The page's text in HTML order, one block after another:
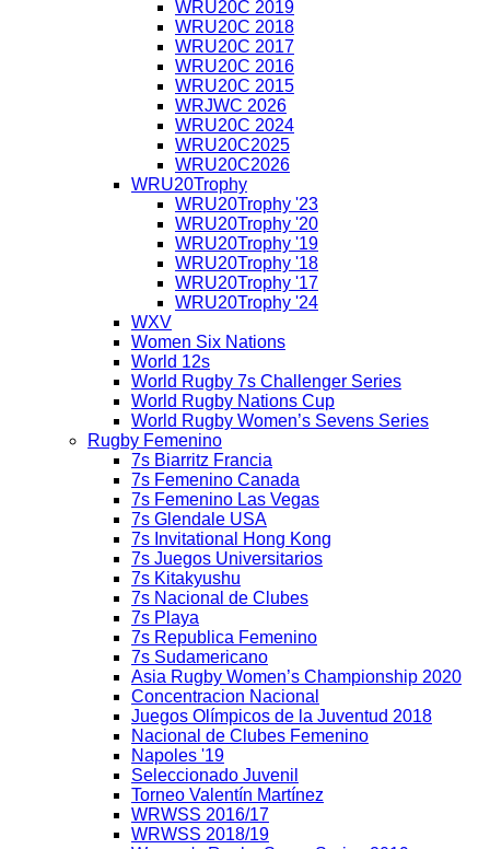
WRU20C 2019
WRU20C 2018
WRU20C 2017
WRU20C 2016
WRU20C 2015
WRJWC 2026
WRU20C 2024
WRU20C2025
WRU20C2026
WRU20Trophy
WRU20Trophy '23
WRU20Trophy '20
WRU20Trophy '19
WRU20Trophy '18
WRU20Trophy '17
WRU20Trophy '24
WXV
Women Six Nations
World 12s
World Rugby 7s Challenger Series
World Rugby Nations Cup
World Rugby Women’s Sevens Series
Rugby Femenino
7s Biarritz Francia
7s Femenino Canada
7s Femenino Las Vegas
7s Glendale USA
7s Invitational Hong Kong
7s Juegos Universitarios
7s Kitakyushu
7s Nacional de Clubes
7s Playa
7s Republica Femenino
7s Sudamericano
Asia Rugby Women’s Championship 2020
Concentracion Nacional
Juegos Olímpicos de la Juventud 2018
Nacional de Clubes Femenino
Napoles '19
Seleccionado Juvenil
Torneo Valentín Martínez
WRWSS 2016/17
WRWSS 2018/19